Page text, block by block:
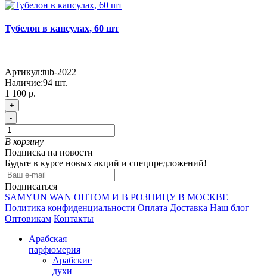
Тубелон в капсулах, 60 шт
Артикул:tub-2022
Наличие:94 шт.
1 100 р.
+
-
В корзину
Подписка на новости
Будьте в курсе новых акций и спецпредложений!
Подписаться
SAMYUN WAN ОПТОМ И В РОЗНИЦУ В МОСКВЕ
Политика конфиденциальности Оплата Доставка Наш блог
Оптовикам Контакты
Арабская
парфюмерия
Арабские
духи